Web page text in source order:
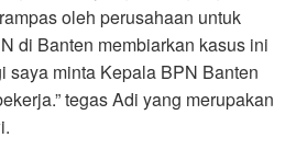
oleh perusahaan untuk
di Banten membiarkan kasus ini
saya minta Kepala BPN Banten
tegas Adi yang merupakan